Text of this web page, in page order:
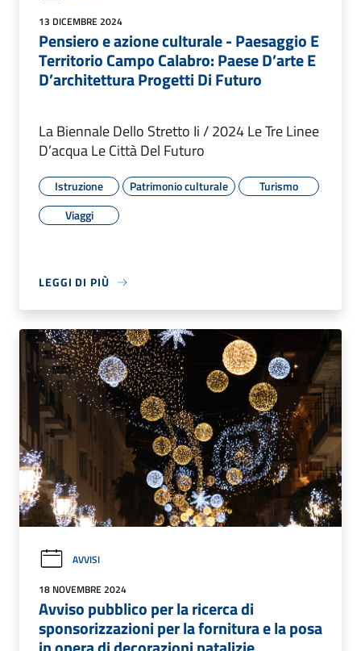
13 DICEMBRE 2024
Pensiero e azione culturale - Paesaggio E
Territorio Campo Calabro: Paese D’arte E
D’architettura Progetti Di Futuro
La Biennale Dello Stretto Ii / 2024 Le Tre Linee
D’acqua Le Città Del Futuro
Istruzione Patrimonio culturale
Turismo
Viaggi
LEGGI DI PIÙ
AVVISI
18 NOVEMBRE 2024
Avviso pubblico per la ricerca di
sponsorizzazioni per la fornitura e la posa